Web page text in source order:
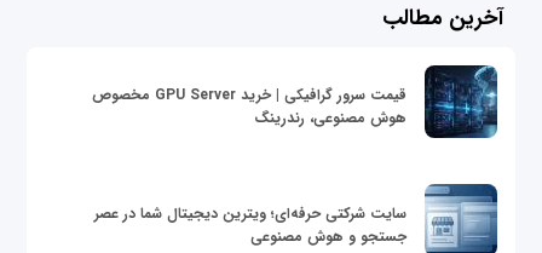
آخرین مطالب
قیمت سرور گرافیکی | خرید GPU Server مخصوص
هوش مصنوعی، رندرینگ
سایت شرکتی حرفه‌ای؛ ویترین دیجیتال شما در عصر
جستجو و هوش مصنوعی